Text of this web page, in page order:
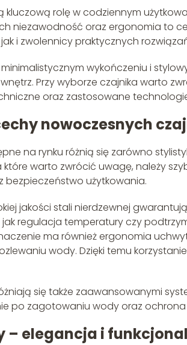
kluczową rolę w codziennym
niezawodność oraz ergonomia to
i zwolennicy praktycznych
wykończeniu i
Przy wyborze czajnika warto
oraz zastosowane
nowoczesnych
na rynku różnią się zarówno
które warto zwrócić uwagę, należy
użytkowania.
jakości stali nierdzewnej
regulacja temperatury czy
ma również ergonomia
wody. Dzięki temu
się także zaawansowanymi
po zagotowaniu wody oraz ochrona
– elegancja i